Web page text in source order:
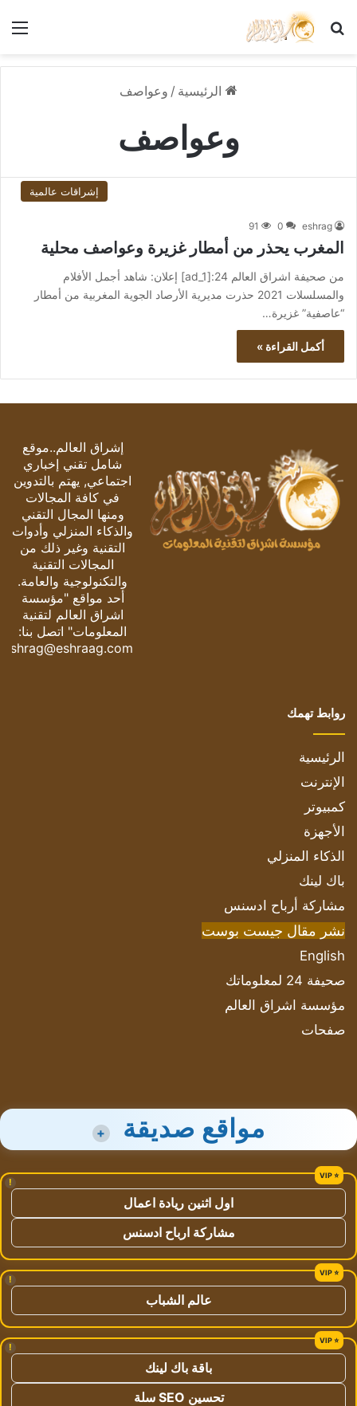
بحث عن
الرئيسية / وعواصف
وعواصف
إشراقات عالمية
eshrag
0
91
المغرب يحذر من أمطار غزيرة وعواصف محلية
من صحيفة اشراق العالم 24:[ad_1] إعلان: شاهد أجمل الأفلام
والمسلسلات 2021 حذرت مديرية الأرصاد الجوية المغربية من أمطار
“عاصفية” غزيرة…
أكمل القراءة »
إشراق العالم..موقع
شامل تقني إخباري
اجتماعي, يهتم بالتدوين
في كافة المجالات
ومنها المجال التقني
والذكاء المنزلي وأدوات
التقنية وغير ذلك من
المجالات التقنية
والتكنولوجية والعامة.
أحد مواقع "مؤسسة
اشراق العالم لتقنية
المعلومات" اتصل بنا:
eshrag@eshraag.com
روابط تهمك
الرئيسية
الإنترنت
كمبيوتر
الأجهزة
الذكاء المنزلي
باك لينك
مشاركة أرباح ادسنس
نشر مقال جيست بوست
English
صحيفة 24 لمعلوماتك
مؤسسة اشراق العالم
صفحات
مواقع صديقة +
!
اول اثنين ريادة اعمال
مشاركة ارباح ادسنس
!
عالم الشباب
!
باقة باك لينك
تحسين SEO سلة